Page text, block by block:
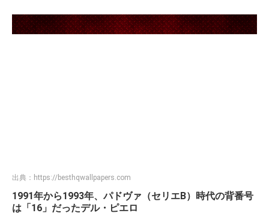
出典： https://besthqwallpapers.com
1991年から1993年、パドヴァ（セリエB）時代の背番号
は「16」だったデル・ピエロ